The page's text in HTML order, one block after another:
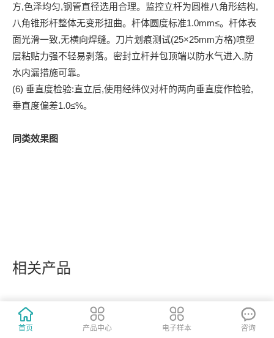
方,色泽均匀,钢管直径选用合理。监控立杆为圆椎八角形结构,
八角锥形杆整体无变形扭曲。杆体圆度标准1.0mm≤。杆体表
面光滑一致,无横向焊缝。刀片划痕测试(25×25mm方格)喷塑
层粘贴力强不轻易剥落。密封立杆并包顶端以防水气进入,防
水内漏措施可靠。
(6) 垂直度检验:直立后,使用经纬仪对杆的两向垂直度作检验,
垂直度偏差1.0≤%。
同类效果图
相关产品
首页 产品中心 电子样本 咨询